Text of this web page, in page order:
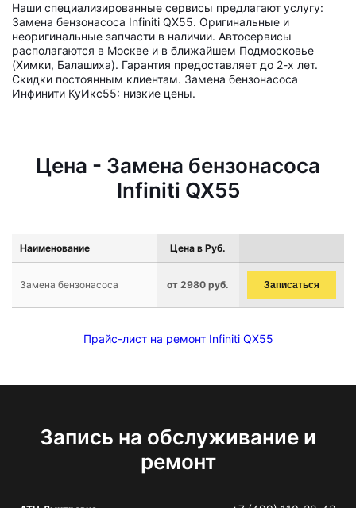
Наши специализированные сервисы предлагают услугу:
Замена бензонасоса Infiniti QX55. Оригинальные и
неоригинальные запчасти в наличии. Автосервисы
располагаются в Москве и в ближайшем Подмосковье
(Химки, Балашиха). Гарантия предоставляет до 2-х лет.
Скидки постоянным клиентам. Замена бензонасоса
Инфинити КуИкс55: низкие цены.
Цена - Замена бензонасоса
Infiniti QX55
Наименование Цена в Руб.
Замена бензонасоса от 2980 руб. Записаться
Прайс-лист на ремонт Infiniti QX55
Запись на обслуживание и
ремонт